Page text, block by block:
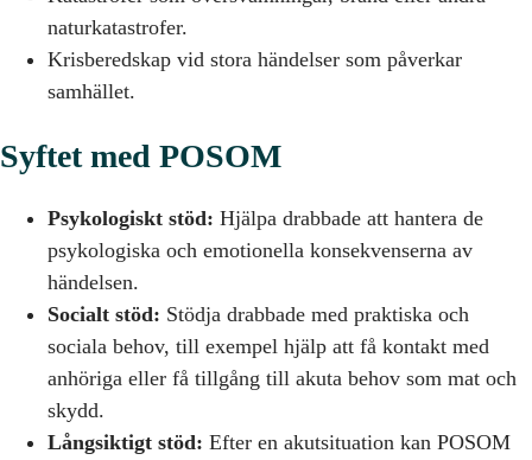
naturkatastrofer.
Krisberedskap vid stora händelser som påverkar
samhället.
Syftet med POSOM
Psykologiskt stöd: Hjälpa drabbade att hantera de
psykologiska och emotionella konsekvenserna av
händelsen.
Socialt stöd: Stödja drabbade med praktiska och
sociala behov, till exempel hjälp att få kontakt med
anhöriga eller få tillgång till akuta behov som mat och
skydd.
Långsiktigt stöd: Efter en akutsituation kan POSOM